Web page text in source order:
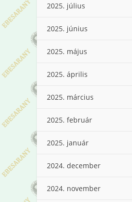
2025. július
2025. június
2025. május
2025. április
2025. március
2025. február
2025. január
2024. december
2024. november